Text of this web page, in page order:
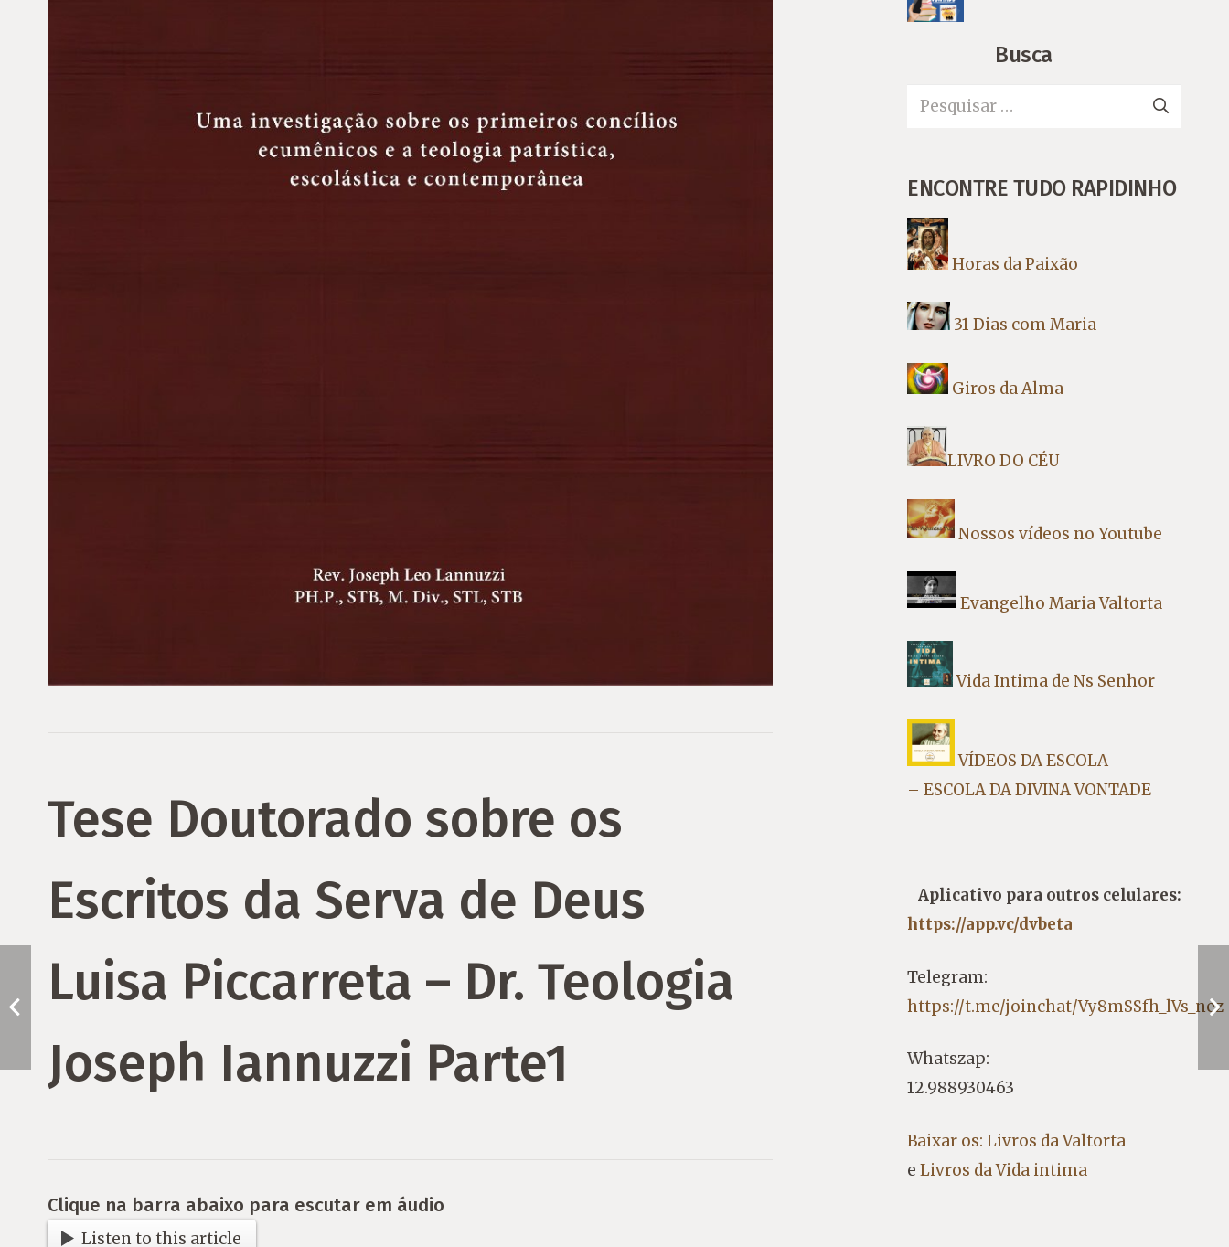
Tese Doutorado sobre os
Escritos da Serva de Deus
Luisa Piccarreta – Dr. Teologia
Joseph Iannuzzi Parte1
Clique na barra abaixo para escutar em áudio
Listen to this article
Busca
Pesquisar
ENCONTRE TUDO RAPIDINHO
Horas da Paixão
31 Dias com Maria
Giros da Alma
LIVRO DO CÉU
Nossos vídeos no Youtube
Evangelho Maria Valtorta
Vida Intima de Ns Senhor
VÍDEOS DA ESCOLA
– ESCOLA DA DIVINA VONTADE
Aplicativo para outros celulares:
https://app.vc/dvbeta
Telegram:
https://t.me/joinchat/Vy8mSSfh_lVs_nez
Whatszap:
12.988930463
Baixar os: Livros da Valtorta
e Livros da Vida intima